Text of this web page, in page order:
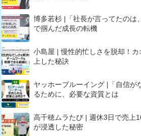
博多若杉 |「社長が言ってたのは
で掴んだ成長の転機
小島屋 | 慢性的忙しさを脱却！
上した秘訣
ヤッホーブルーイング |「自信が
るために、必要な資質とは
高千穂ムラたび | 週休3日で売上
が浸透した秘密